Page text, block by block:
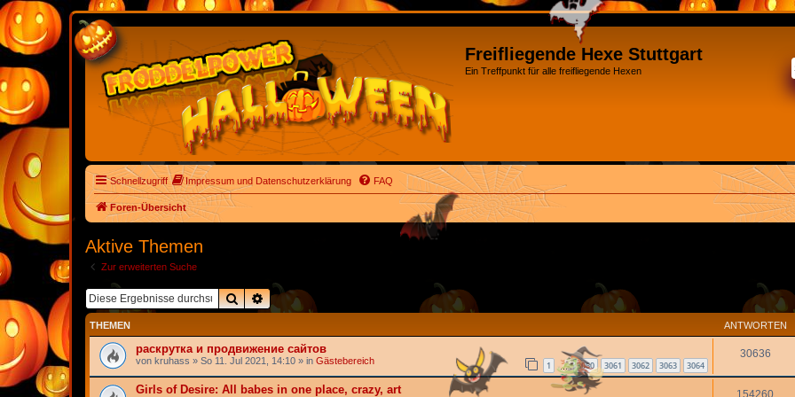
Freifliegende Hexe Stuttgart
Ein Treffpunkt für alle freifliegende Hexen
Schnellzugriff Impressum und Datenschutzerklärung FAQ
Foren-Übersicht
Aktive Themen
Zur erweiterten Suche
SucheErweiterte Suche
THEMEN ANTWORTEN
раскрутка и продвижение сайтов
von kruhass » So 11. Jul 2021, 14:10 » in Gästebereich 1 … 3060 3061 3062 3063 3064
30636
Girls of Desire: All babes in one place, crazy, art 154260